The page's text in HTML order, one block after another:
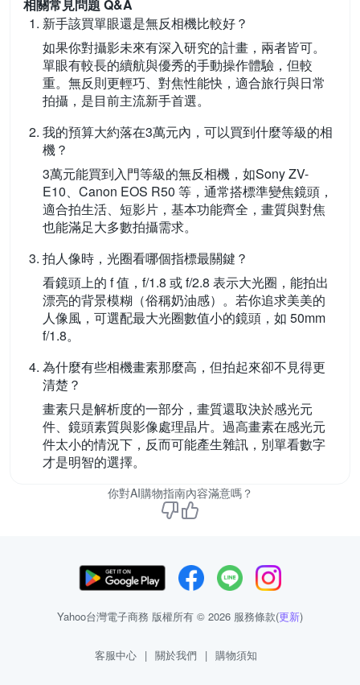
相關常見問題 Q&A
新手該買單眼還是無反相機比較好？
如果你對攝影未來有深入研究的計畫，兩者皆可。
單眼有較長的續航與優秀的手動操作體驗，但較
重。無反則更輕巧、對焦性能快，適合旅行與日常
拍攝，是目前主流新手首選。
我的預算大約落在3萬元內，可以買到什麼等級的相
機？
3萬元能買到入門等級的無反相機，如Sony ZV-
E10、Canon EOS R50 等，通常搭標準變焦鏡頭，
適合拍生活、短影片，基本功能齊全，畫質與對焦
也能滿足大多數拍攝需求。
拍人像時，光圈看哪個指標最關鍵？
看鏡頭上的 f 值，f/1.8 或 f/2.8 表示大光圈，能拍出
漂亮的背景模糊（俗稱奶油感）。若你追求美美的
人像風，可選配最大光圈數值小的鏡頭，如 50mm
f/1.8。
為什麼有些相機畫素那麼高，但拍起來卻不見得更
清楚？
畫素只是解析度的一部分，畫質還取決於感光元
件、鏡頭素質與影像處理晶片。過高畫素在感光元
件太小的情況下，反而可能產生雜訊，別單看數字
才是明智的選擇。
你對AI購物指南內容滿意嗎？
Yahoo台灣電子商務 版權所有 © 2026 服務條款(更新)
客服中心 | 關於我們 | 購物須知